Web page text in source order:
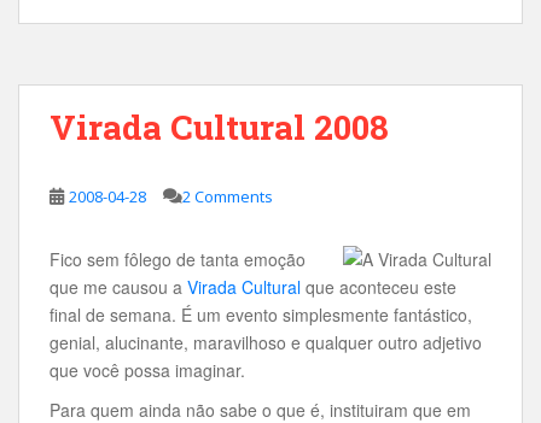
Virada Cultural 2008
2008-04-28 2 Comments
Fico sem fôlego de tanta emoção
que me causou a Virada Cultural que aconteceu este
final de semana. É um evento simplesmente fantástico,
genial, alucinante, maravilhoso e qualquer outro adjetivo
que você possa imaginar.
Para quem ainda não sabe o que é, instituiram que em